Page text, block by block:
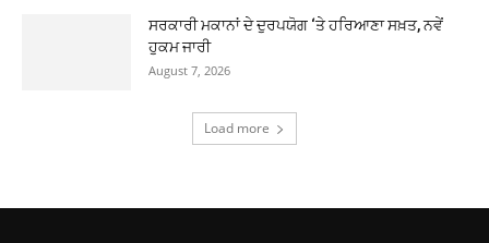
ਸਰਕਾਰੀ ਮਕਾਨਾਂ ਦੇ ਦੁਰਪਯੋਗ ‘ਤੇ ਹਰਿਆਣਾ ਸਖ਼ਤ, ਨਵੇਂ
ਹੁਕਮ ਜਾਰੀ
August 7, 2026
Load more